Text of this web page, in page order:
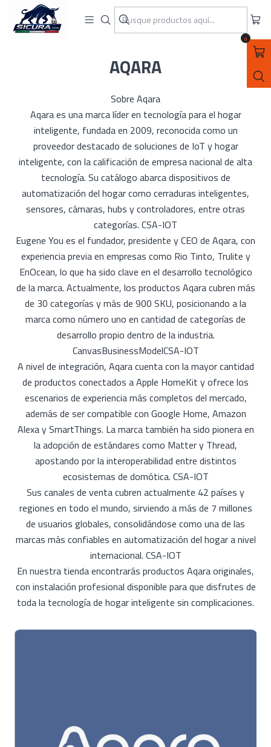
0
ASEGURATE CON SICURA SPA
Inicio
MARCAS AQARA
AQARA
Sobre Aqara
Aqara es una marca líder en tecnología para el hogar
inteligente, fundada en 2009, reconocida como un
proveedor destacado de soluciones de IoT y hogar
inteligente, con la calificación de empresa nacional de alta
tecnología. Su catálogo abarca dispositivos de
automatización del hogar como cerraduras inteligentes,
sensores, cámaras, hubs y controladores, entre otras
categorías. CSA-IOT
Eugene You es el fundador, presidente y CEO de Aqara, con
experiencia previa en empresas como Rio Tinto, Trulite y
EnOcean, lo que ha sido clave en el desarrollo tecnológico
de la marca. Actualmente, los productos Aqara cubren más
de 30 categorías y más de 900 SKU, posicionando a la
marca como número uno en cantidad de categorías de
desarrollo propio dentro de la industria.
CanvasBusinessModelCSA-IOT
A nivel de integración, Aqara cuenta con la mayor cantidad
de productos conectados a Apple HomeKit y ofrece los
escenarios de experiencia más completos del mercado,
además de ser compatible con Google Home, Amazon
Alexa y SmartThings. La marca también ha sido pionera en
la adopción de estándares como Matter y Thread,
apostando por la interoperabilidad entre distintos
ecosistemas de domótica. CSA-IOT
Sus canales de venta cubren actualmente 42 países y
regiones en todo el mundo, sirviendo a más de 7 millones
de usuarios globales, consolidándose como una de las
marcas más confiables en automatización del hogar a nivel
internacional. CSA-IOT
En nuestra tienda encontrarás productos Aqara originales,
con instalación profesional disponible para que disfrutes de
toda la tecnología de hogar inteligente sin complicaciones.